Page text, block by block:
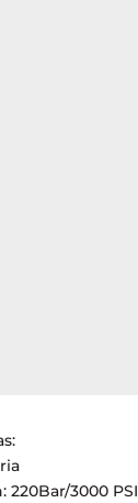
220Bar/3000 PSI